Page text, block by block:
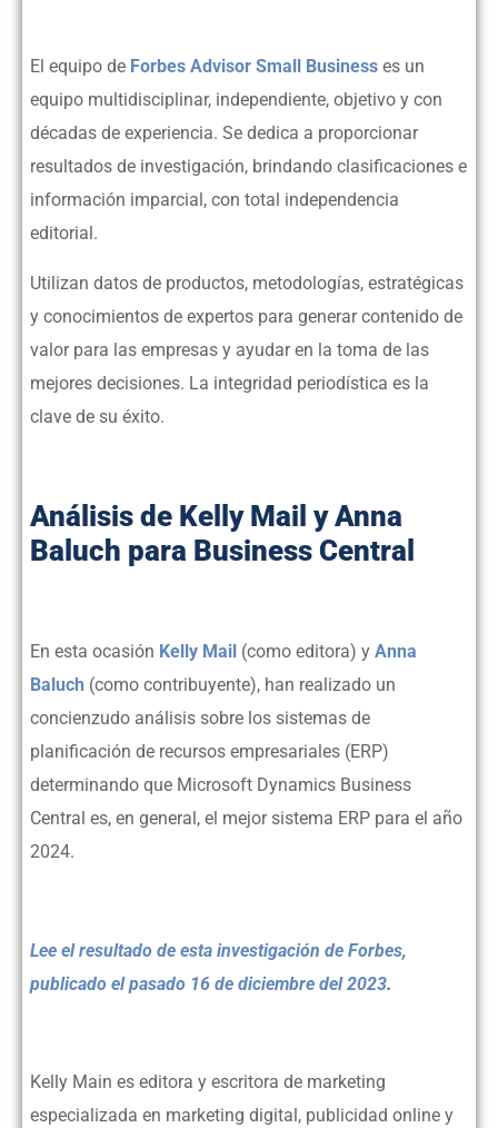
El equipo de Forbes Advisor Small Business es un
equipo multidisciplinar, independiente, objetivo y con
décadas de experiencia. Se dedica a proporcionar
resultados de investigación, brindando clasificaciones e
información imparcial, con total independencia
editorial.
Utilizan datos de productos, metodologías, estratégicas
y conocimientos de expertos para generar contenido de
valor para las empresas y ayudar en la toma de las
mejores decisiones. La integridad periodística es la
clave de su éxito.
Análisis de Kelly Mail y Anna
Baluch para Business Central
En esta ocasión Kelly Mail (como editora) y Anna
Baluch (como contribuyente), han realizado un
concienzudo análisis sobre los sistemas de
planificación de recursos empresariales (ERP)
determinando que Microsoft Dynamics Business
Central es, en general, el mejor sistema ERP para el año
2024.
Lee el resultado de esta investigación de Forbes,
publicado el pasado 16 de diciembre del 2023.
Kelly Main es editora y escritora de marketing
especializada en marketing digital, publicidad online y